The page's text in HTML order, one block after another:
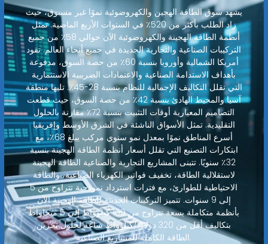
يشهد سوق الطاقة الهجين والكهروضوئية نموًا غير مسبوق، حيث
زاد الطلب بأكثر من 520٪ في السنوات الأربع الماضية. تمثل
أنظمة الطاقة الهجينة والكهروضوئية الآن حوالي 58٪ من جميع
التركيبات الصناعية والتجارية الجديدة في جميع أنحاء العالم. تقود
أمريكا الشمالية وأوروبا بنسبة 60٪ من حصة السوق، مدفوعة
بأهداف الاستدامة الصناعية والاعتمادات الضريبية الاستثمارية
التي تقلل التكاليف الإجمالية للنظام بنسبة 28-45٪. تليها منطقة
آسيا والمحيط الهادئ بنسبة 42٪ من حصة السوق، حيث قطعت
التصاميم المعيارية أوقات التثبيت بنسبة 72٪ مقارنة بالحلول
التقليدية. تمثل الأسواق الناشئة في الشرق الأوسط وإفريقيا
أسرع المناطق نموًا بمعدل نمو سنوي مركب يبلغ 68٪، مع
ابتكارات التصنيع التي تقلل أسعار أنظمة الطاقة الهجينة بنسبة
32٪ سنويًا. تتبنى المشاريع التجارية والصناعية الطاقة الهجينة
لاستقلالية الطاقة، تخفيف فواتير الكهرباء الصناعية، والطاقة
الاحتياطية للطوارئ، مع فترات استرداد نموذجية تتراوح من 5
إلى 9 سنوات. تتميز التركيبات الحديثة للطاقة الهجينة الآن
بأنظمة متكاملة بسعة تتراوح من 100 كيلوواط إلى 5 ميجاواط
بتكاليف أقل من 320 دولارًا/كيلوواط ساعة لحلول تخزين
الطاقة الكاملة للمشاريع الصناعية.